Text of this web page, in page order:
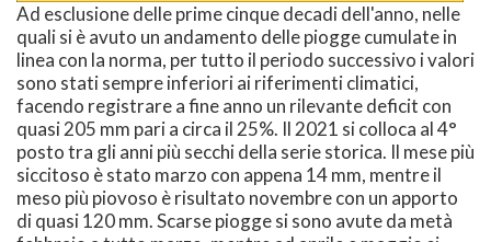
Ad esclusione delle prime cinque decadi dell'anno, nelle
quali si è avuto un andamento delle piogge cumulate in
linea con la norma, per tutto il periodo successivo i valori
sono stati sempre inferiori ai riferimenti climatici,
facendo registrare a fine anno un rilevante deficit con
quasi 205 mm pari a circa il 25%. Il 2021 si colloca al 4°
posto tra gli anni più secchi della serie storica. Il mese più
siccitoso è stato marzo con appena 14 mm, mentre il
meso più piovoso è risultato novembre con un apporto
di quasi 120 mm. Scarse piogge si sono avute da metà